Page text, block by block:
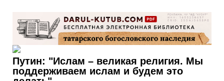
Путин: "Ислам – великая религия. Мы
поддерживаем ислам и будем это